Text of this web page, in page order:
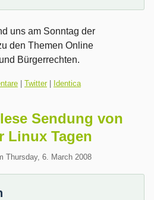
uns am Sonntag der
den Themen Online
Bürgerrechten.
Twitter| Identica
Sendung von
Linux Tagen
Thursday, 6. March 2008